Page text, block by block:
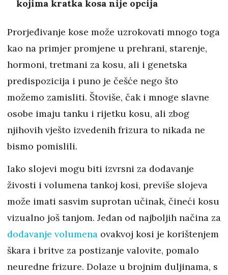
kojima kratka kosa nije opcija
Prorjeđivanje kose može uzrokovati mnogo toga
kao na primjer promjene u prehrani, starenje,
hormoni, tretmani za kosu, ali i genetska
predispozicija i puno je češće nego što
možemo zamisliti. Štoviše, čak i mnoge slavne
osobe imaju tanku i rijetku kosu, ali zbog
njihovih vješto izvedenih frizura to nikada ne
bismo pomislili.
Iako slojevi mogu biti izvrsni za dodavanje
živosti i volumena tankoj kosi, previše slojeva
može imati sasvim suprotan učinak, čineći kosu
vizualno još tanjom. Jedan od najboljih načina za
dodavanje volumena ovakvoj kosi je korištenjem
škara i britve za postizanje valovite, pomalo
neuredne frizure. Dolaze u brojnim duljinama, s